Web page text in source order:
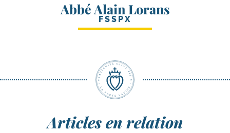
Abbé Alain Lorans
FSSPX
Articles en relation